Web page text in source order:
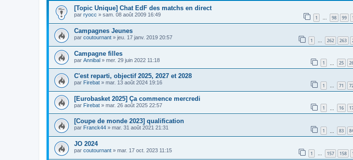
[Topic Unique] Chat EdF des matchs en direct
par ryocc » sam. 08 août 2009 16:49 1 … 98 99
Campagnes Jeunes
par coutournant » jeu. 17 janv. 2019 20:57 1 … 262 263
Campagne filles
par Annibal » mer. 29 juin 2022 11:18 1 25
C'est reparti, objectif 2025, 2027 et 2028
par Firebat » mar. 13 août 2024 19:16 1 … 71
[Eurobasket 2025] Ça commence mercredi
par Firebat » mar. 26 août 2025 22:57 1 16
[Coupe de monde 2023] qualification
par Franck44 » mar. 31 août 2021 21:31 1 83
JO 2024
par coutournant » mar. 17 oct. 2023 11:15 1 … 157 158